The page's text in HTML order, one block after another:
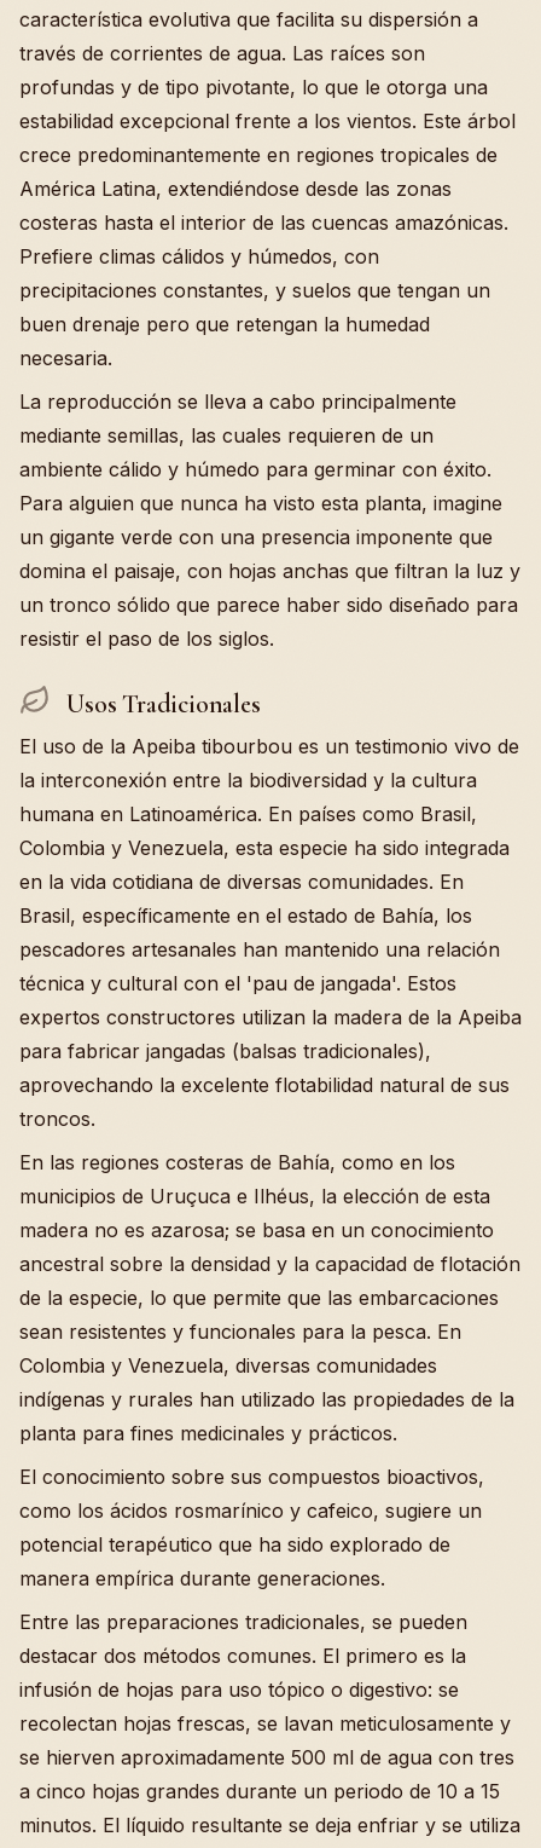
característica evolutiva que facilita su dispersión a
través de corrientes de agua. Las raíces son
profundas y de tipo pivotante, lo que le otorga una
estabilidad excepcional frente a los vientos. Este árbol
crece predominantemente en regiones tropicales de
América Latina, extendiéndose desde las zonas
costeras hasta el interior de las cuencas amazónicas.
Prefiere climas cálidos y húmedos, con
precipitaciones constantes, y suelos que tengan un
buen drenaje pero que retengan la humedad
necesaria.
La reproducción se lleva a cabo principalmente
mediante semillas, las cuales requieren de un
ambiente cálido y húmedo para germinar con éxito.
Para alguien que nunca ha visto esta planta, imagine
un gigante verde con una presencia imponente que
domina el paisaje, con hojas anchas que filtran la luz y
un tronco sólido que parece haber sido diseñado para
resistir el paso de los siglos.
Usos Tradicionales
El uso de la Apeiba tibourbou es un testimonio vivo de
la interconexión entre la biodiversidad y la cultura
humana en Latinoamérica. En países como Brasil,
Colombia y Venezuela, esta especie ha sido integrada
en la vida cotidiana de diversas comunidades. En
Brasil, específicamente en el estado de Bahía, los
pescadores artesanales han mantenido una relación
técnica y cultural con el 'pau de jangada'. Estos
expertos constructores utilizan la madera de la Apeiba
para fabricar jangadas (balsas tradicionales),
aprovechando la excelente flotabilidad natural de sus
troncos.
En las regiones costeras de Bahía, como en los
municipios de Uruçuca e Ilhéus, la elección de esta
madera no es azarosa; se basa en un conocimiento
ancestral sobre la densidad y la capacidad de flotación
de la especie, lo que permite que las embarcaciones
sean resistentes y funcionales para la pesca. En
Colombia y Venezuela, diversas comunidades
indígenas y rurales han utilizado las propiedades de la
planta para fines medicinales y prácticos.
El conocimiento sobre sus compuestos bioactivos,
como los ácidos rosmarínico y cafeico, sugiere un
potencial terapéutico que ha sido explorado de
manera empírica durante generaciones.
Entre las preparaciones tradicionales, se pueden
destacar dos métodos comunes. El primero es la
infusión de hojas para uso tópico o digestivo: se
recolectan hojas frescas, se lavan meticulosamente y
se hierven aproximadamente 500 ml de agua con tres
a cinco hojas grandes durante un periodo de 10 a 15
minutos. El líquido resultante se deja enfriar y se utiliza